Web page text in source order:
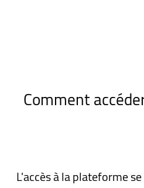
Comment
L'accès à la plateforme